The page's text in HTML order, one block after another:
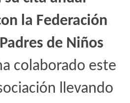
la Federación
de Niños
colaborado este
llevando